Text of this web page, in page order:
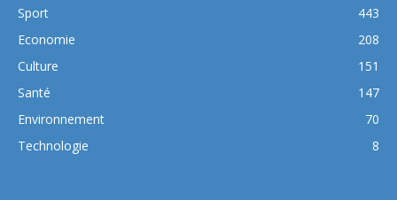
Sport
443
Economie
208
Culture
151
Santé
147
Environnement
70
Technologie
8